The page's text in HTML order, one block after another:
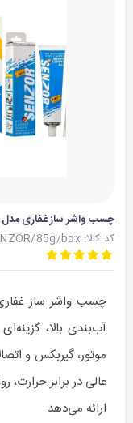
چسب واشر ساز غفاری مدل سنزور وزن
کد کالا: Ghaffari/SENZOR/85g/box
آب‌بندی بالا،
موتور، گیربکس و
عالی در برابر
ارائه می‌دهد.